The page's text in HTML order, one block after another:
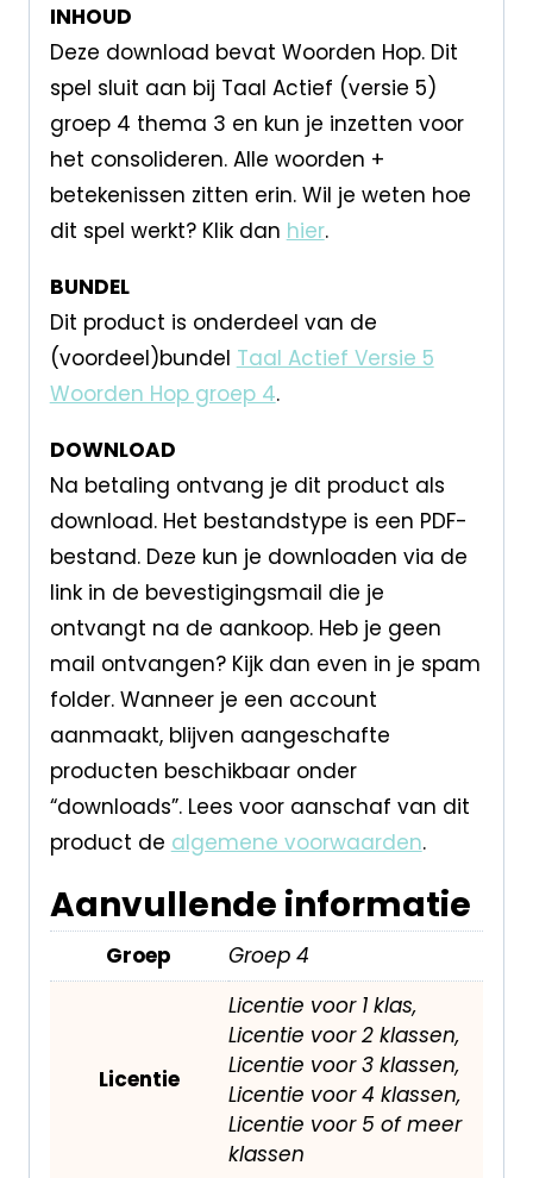
INHOUD
Deze download bevat Woorden Hop. Dit
spel sluit aan bij Taal Actief (versie 5)
groep 4 thema 3 en kun je inzetten voor
het consolideren. Alle woorden +
betekenissen zitten erin. Wil je weten hoe
dit spel werkt? Klik dan hier.
BUNDEL
Dit product is onderdeel van de
(voordeel)bundel Taal Actief Versie 5
Woorden Hop groep 4.
DOWNLOAD
Na betaling ontvang je dit product als
download. Het bestandstype is een PDF-
bestand. Deze kun je downloaden via de
link in de bevestigingsmail die je
ontvangt na de aankoop. Heb je geen
mail ontvangen? Kijk dan even in je spam
folder. Wanneer je een account
aanmaakt, blijven aangeschafte
producten beschikbaar onder
“downloads”. Lees voor aanschaf van dit
product de algemene voorwaarden.
Aanvullende informatie
Groep Groep 4
Licentie
Licentie voor 1 klas,
Licentie voor 2 klassen,
Licentie voor 3 klassen,
Licentie voor 4 klassen,
Licentie voor 5 of meer
klassen